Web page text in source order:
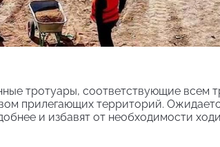
тротуары, соответствующие всем
прилегающих территорий.
и избавят от необходимости